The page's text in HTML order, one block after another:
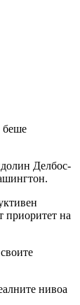
беше
Делбос-
приоритет на
нивоа